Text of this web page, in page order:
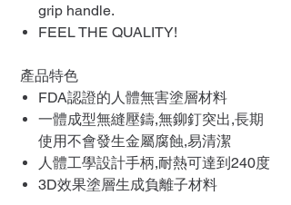
grip handle.
FEEL THE QUALITY!
產品特色
FDA認證的人體無害塗層材料
一體成型無縫壓鑄,無鉚釘突出,長期
使用不會發生金屬腐蝕,易清潔
人體工學設計手柄,耐熱可達到240度
3D效果塗層生成負離子材料